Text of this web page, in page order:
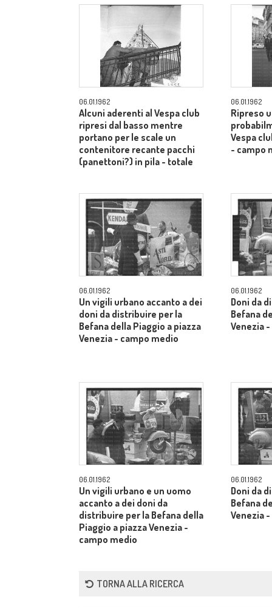
06.01.1962
Alcuni aderenti al Vespa club
ripresi dal basso mentre
portano per le scale un
contenitore recante pacchi
(panettoni?) in pila - totale
06.01.1962
Ripreso
Vespa
- campo
06.01.1962
Un vigili urbano accanto a dei
doni da distribuire per la
Befana della Piaggio a piazza
Venezia - campo medio
06.01.1962
Doni da
Befana
Venezia
06.01.1962
Un vigili urbano e un uomo
accanto a dei doni da
distribuire per la Befana della
Piaggio a piazza Venezia -
campo medio
06.01.1962
Doni da
Befana
Venezia
TORNA ALLA RICERCA